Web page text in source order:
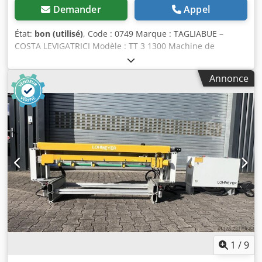
Demander Appel
État: bon (utilisé), Code : 0749 Marque : TAGLIABUE –
COSTA LEVIGATRICI Modèle : TT 3 1300 Machine de
ponçage automatique pour plans de travail, meubles,
panneaux, tables Caractéristiques techniques : Largeur de
travail : 1 300 mm Épaisseur de travail maximale : 130 mm
Épaisseur de travail minimale : 1 mm Composition : 1°
Bande transversale – Moteur : 15 ch – Variateur de vitesse
électronique avec affichage 2° Bande transversale –
Moteur : 15 ch – Variateur de vitesse électronique avec
affichage Dimensions de la bande de ponçage
transversale : 1 350 x 150 mm Dimensions de la bande à
chevrons : 5 510 x 140 mm Souffleurs de bande Vitesse
d’avance de la bande : 5 à 25 m/min Djdpfeh T Dzqox
Aldjck Table fixe et tête mobile pour réglage en ligne
Souffleurs rotatifs pour le nettoyage des panneaux Table à
vide Brosse de nettoyage de la bande Convoyeur à
rouleaux d’alimentation Puissance installée : 32 kW Air
comprimé : 7 atm Prises d’aspiration : n° 2, diamètre :
200 mm – n° 2, diamètre : 150 mm – n° 2, diamètre :
Annonce
1 /9